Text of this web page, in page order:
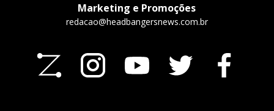
Marketing e Promoções
redacao@headbangersnews.com.br